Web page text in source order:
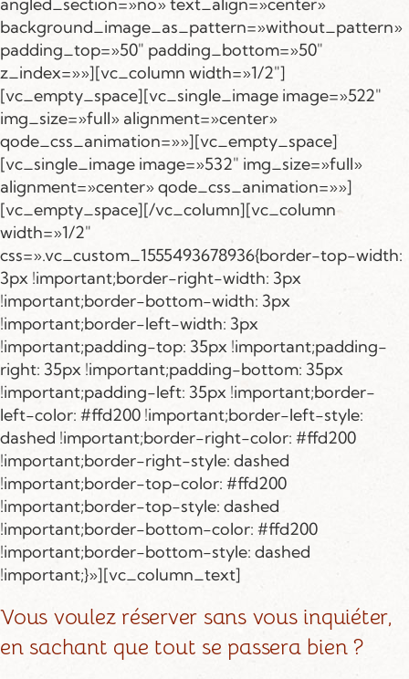
background_image_as_pattern=»without_pattern»
padding_top=»50″ padding_bottom=»50″
z_index=»»][vc_column width=»1/2″]
[vc_empty_space][vc_single_image image=»522″
img_size=»full» alignment=»center»
qode_css_animation=»»][vc_empty_space]
[vc_single_image image=»532″ img_size=»full»
alignment=»center» qode_css_animation=»»]
[vc_empty_space][/vc_column][vc_column
width=»1/2″
css=».vc_custom_1555493678936{border-top-width:
3px !important;border-right-width: 3px
!important;border-bottom-width: 3px
!important;border-left-width: 3px
!important;padding-top: 35px !important;padding-
right: 35px !important;padding-bottom: 35px
!important;padding-left: 35px !important;border-
left-color: #ffd200 !important;border-left-style:
dashed !important;border-right-color: #ffd200
!important;border-right-style: dashed
!important;border-top-color: #ffd200
!important;border-top-style: dashed
!important;border-bottom-color: #ffd200
!important;border-bottom-style: dashed
!important;}»][vc_column_text]
Vous voulez réserver sans vous inquiéter,
en sachant que tout se passera bien ?